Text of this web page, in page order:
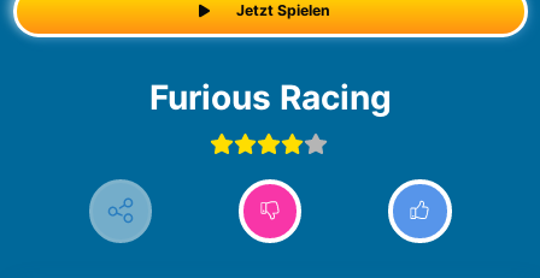
Jetzt Spielen
Furious Racing